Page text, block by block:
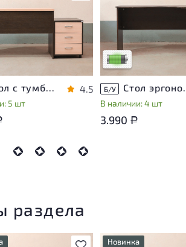
следы
не влияющие
износа
Стол с тумбой ЛДСП Венге
5 шт
4.5
У товара
незначительные
эксплуатации, не
на удобство его
использования
Низкая степень
Б/У Стол
В наличии: 4 шт
3.990 Р
раздела
Новинка